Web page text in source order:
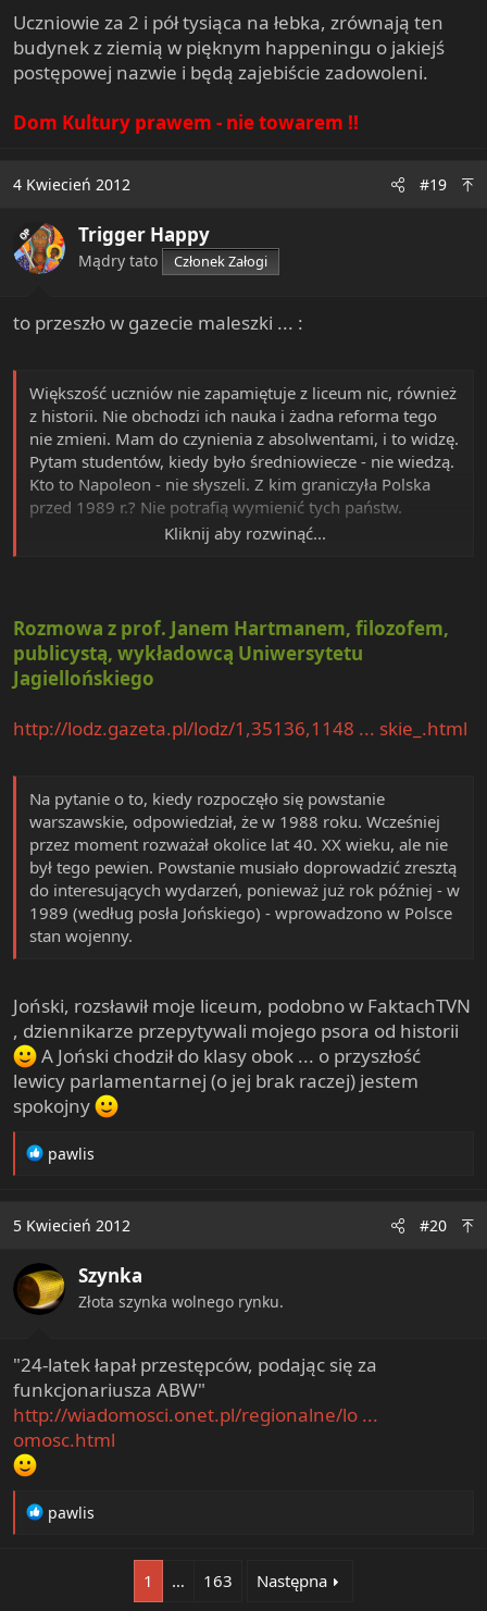
osób.
Wzrost liczby zainteresowanych jest może
niewielki, ale wyraźny.
(...). W 2012 roku na działalność domu kultury
przeznaczono dokładnie 1 003 476 złotych.Kwota
425 738 847 złotych.Placówka zatrudnia 20 osób - z
administracyjnych.
Przyznany milion dzielony jest na pensje i ubezpieczenia
pracowników – na ten cel przeznaczone jest 723 tysiące
złotych. 38 tysięcy idzie na tzw. opłaty rzeczowe - czynsz,
ogrzewanie, telefony. Około 40 tysięcy złotych pozostaje
Uczniowie za 2 i pół tysiąca na łebka, zrównają ten
budynek z ziemią w pięknym happeningu o jakiejś
postępowej nazwie i będą zajebiście zadowoleni.
Dom Kultury prawem - nie towarem !!
4 Kwiecień 2012 #19
OP Trigger Happy
Mądry tato Członek Załogi
to przeszło w gazecie maleszki ... :
Większość uczniów nie zapamiętuje z liceum nic, również
z historii. Nie obchodzi ich nauka i żadna reforma tego
nie zmieni. Mam do czynienia z absolwentami, i to widzę.
Pytam studentów, kiedy było średniowiecze - nie wiedzą.
Kto to Napoleon - nie słyszeli. Z kim graniczyła Polska
przed 1989 r.? Nie potrafią wymienić tych państw.
który doprowadziłby masy na próg inteligenckiego
wykształcenia i obywatelstwa, jest utopijna. Wiemy to,
lecz mocą biurokratycznej inercji brniemy w hipokryzję.
Uczymy masy matematyki, choć i tak zostaną z tego
filologii i krytyki literackiej, a i tak większość nigdy nie
wykształcenie jest po prostu biologicznie
niemożliwe. Szkoła jest fikcją i uczy fikcji. Wszyscy coś
udają, a w dodatku jest internet i nikt już nie może
rozkminić, po co wypalać na mózgu rzeczy, które są na
zawołanie w telefonie. I wychodzi szydło z worka -
fikcyjne wykształcenie, śmieciowe umowy i wielka, często
słuszna, frustracja młodych.
Kliknij aby rozwinąć...
Rozmowa z prof. Janem Hartmanem, filozofem,
publicystą, wykładowcą Uniwersytetu
Jagiellońskiego
http://lodz.gazeta.pl/lodz/1,35136,1148 ... skie_.html
Na pytanie o to, kiedy rozpoczęło się powstanie
warszawskie, odpowiedział, że w 1988 roku. Wcześniej
przez moment rozważał okolice lat 40. XX wieku, ale nie
był tego pewien. Powstanie musiało doprowadzić zresztą
do interesujących wydarzeń, ponieważ już rok później - w
1989 (według posła Jońskiego) - wprowadzono w Polsce
stan wojenny.
Joński, rozsławił moje liceum, podobno w FaktachTVN
, dziennikarze przepytywali mojego psora od historii
A Joński chodził do klasy obok ... o przyszłość
lewicy parlamentarnej (o jej brak raczej) jestem
spokojny
R
c
t
o
n
s
pawlis
5 Kwiecień 2012 #20
Szynka
Złota szynka wolnego rynku.
"24-latek łapał przestępców, podając się za
funkcjonariusza ABW"
http://wiadomosci.onet.pl/regionalne/lo ...
omosc.html
R
pawlis
1 … 163 Następna